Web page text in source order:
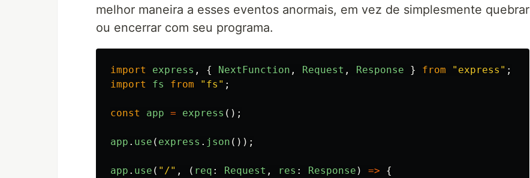
melhor maneira a esses eventos anormais, em vez de simplesmente quebrar
ou encerrar com seu programa.
import express , { NextFunction , Request , Response } from " express " ;
import
fs from " fs " ;
const app = express ();
app . use ( express . json ());
app . use ( " /" , ( req : Request , res : Response ) =>
{